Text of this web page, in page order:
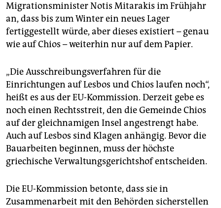
Migrationsminister Notis Mitarakis im Frühjahr
an, dass bis zum Winter ein neues Lager
fertiggestellt würde, aber dieses existiert – genau
wie auf Chios – weiterhin nur auf dem Papier.
„Die Ausschreibungsverfahren für die
Einrichtungen auf Lesbos und Chios laufen noch“,
heißt es aus der EU-Kommission. Derzeit gebe es
noch einen Rechtsstreit, den die Gemeinde Chios
auf der gleichnamigen Insel angestrengt habe.
Auch auf Lesbos sind Klagen anhängig. Bevor die
Bauarbeiten beginnen, muss der höchste
griechische Verwaltungsgerichtshof entscheiden.
Die EU-Kommission betonte, dass sie in
Zusammenarbeit mit den Behörden sicherstellen